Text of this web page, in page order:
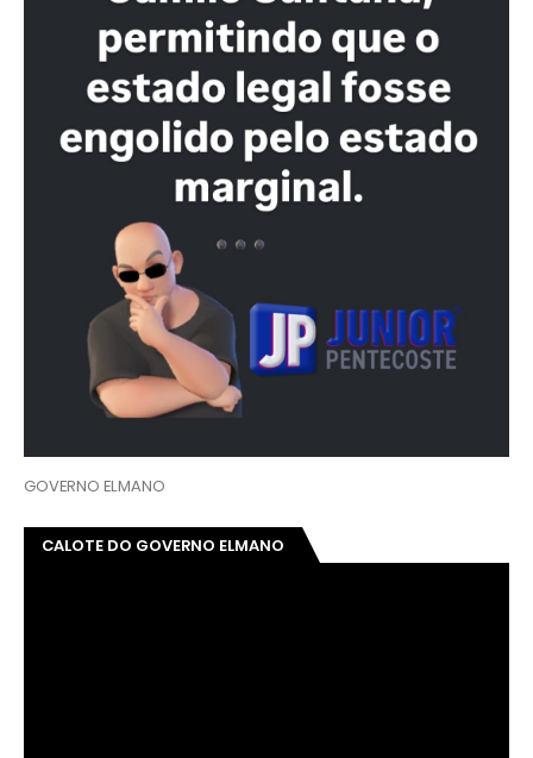
GOVERNO ELMANO
CALOTE DO GOVERNO ELMANO